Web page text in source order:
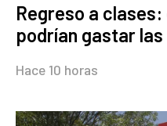
Regreso a
podrían gastar
Hace 10 horas